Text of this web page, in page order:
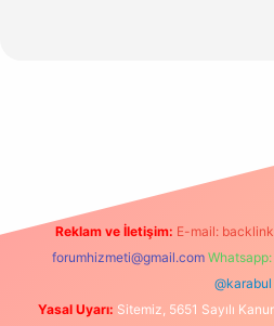
Reklam ve İletişim: E-mail:
forumhizmeti@gmail.com
@karabul
Yasal Uyarı: Sitemiz, 5651 Sayılı